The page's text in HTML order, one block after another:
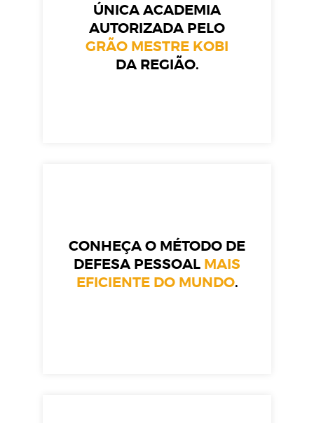
ÚNICA ACADEMIA
AUTORIZADA PELO
GRÃO MESTRE KOBI
DA REGIÃO.
CONHEÇA O MÉTODO DE
DEFESA PESSOAL MAIS
EFICIENTE DO MUNDO.